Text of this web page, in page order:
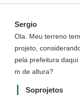
Sergio
Ola. Meu terreno
projeto,
pela prefeitura
m de altura?
Soprojetos